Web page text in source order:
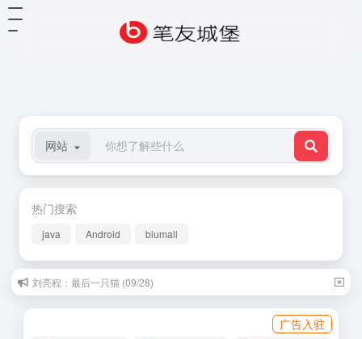
网站
热门搜索
java Android biumall
刘亮程：最后一只猫 (09/28)
广告入驻